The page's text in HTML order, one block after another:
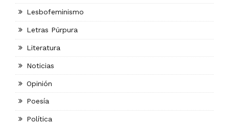
Lesbofeminismo
Letras Púrpura
Literatura
Noticias
Opinión
Poesía
Política